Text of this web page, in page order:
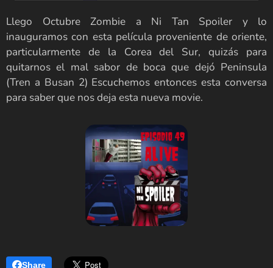
Llego Octubre Zombie a Ni Tan Spoiler y lo
inauguramos con esta película proveniente de oriente,
particularmente de la Corea del Sur, quizás para
quitarnos el mal sabor de boca que dejó Peninsula
(Tren a Busan 2) Escuchemos entonces esta conversa
para saber que nos deja esta nueva movie.
Share